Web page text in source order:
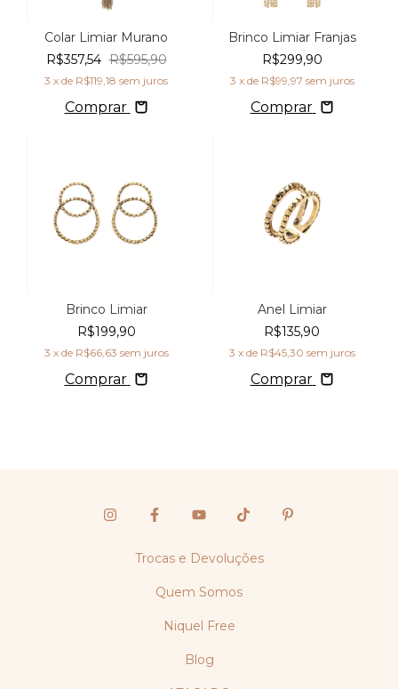
Colar Limiar Murano
R$357,54 R$595,90
3 x de R$119,18 sem juros
Comprar
Brinco Limiar Franjas
R$299,90
3 x de R$99,97 sem juros
Comprar
Brinco Limiar
R$199,90
3 x de R$66,63 sem juros
Comprar
Anel Limiar
R$135,90
3 x de R$45,30 sem juros
Comprar
Trocas e Devoluções
Quem Somos
Niquel Free
Blog